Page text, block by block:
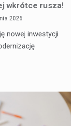
wkrótce rusza!
2026
nowej inwestycji